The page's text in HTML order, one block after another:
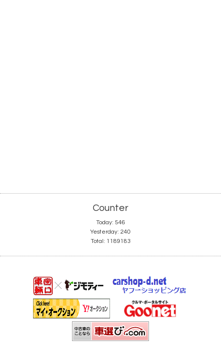
Counter
Today: 546
Yesterday: 240
Total: 1189183